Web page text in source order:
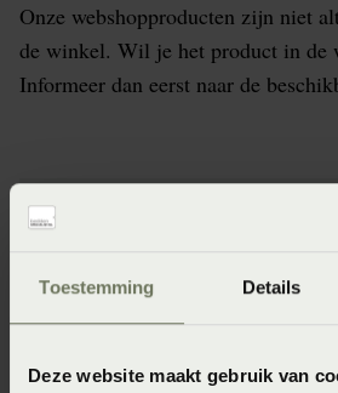
Toestemming Details
Deze website maakt gebruik van
Onze webshopproducten zijn niet
de winkel. Wil je het product in de
Informeer dan eerst naar de
Specificaties
Artikelnummer
Materiaal